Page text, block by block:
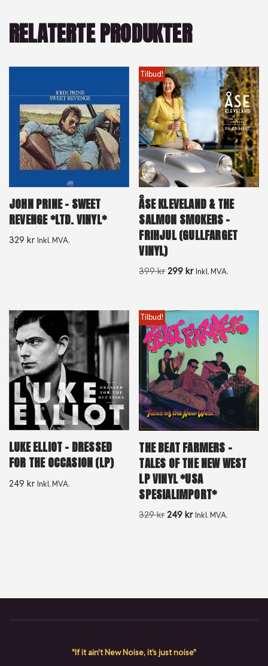
RELATERTE PRODUKTER
JOHN PRINE – SWEET
REVENGE *LTD. VINYL*
329 kr Inkl. MVA.
Tilbud!
ÅSE KLEVELAND & THE
SALMON SMOKERS –
FRIHJUL (GULLFARGET
VINYL)
399kr 299kr Inkl. MVA.
LUKE ELLIOT – DRESSED
FOR THE OCCASION (LP)
249 kr Inkl. MVA.
Tilbud!
THE BEAT FARMERS –
TALES OF THE NEW WEST
LP VINYL *USA
SPESIALIMPORT*
329kr 249kr Inkl. MVA.
"If it ain't New Noise, it's just noise"